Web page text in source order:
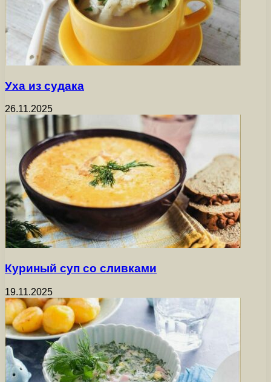
Уха из судака
26.11.2025
Куриный суп со сливками
19.11.2025